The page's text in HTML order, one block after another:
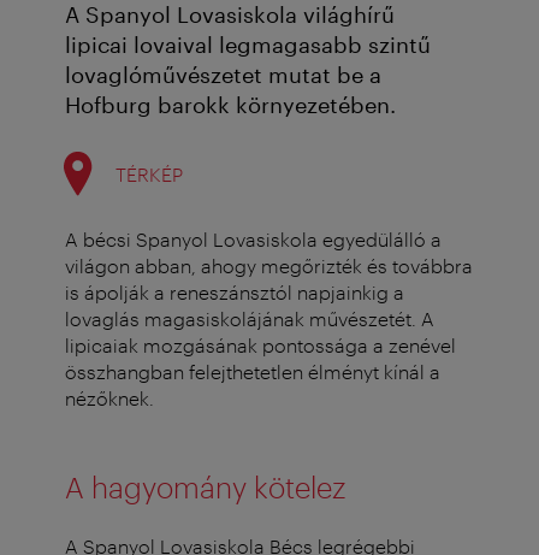
A Spanyol Lovasiskola világhírű
lipicai lovaival legmagasabb szintű
lovaglóművészetet mutat be a
Hofburg barokk környezetében.
TÉRKÉP
A bécsi Spanyol Lovasiskola egyedülálló a
világon abban, ahogy megőrizték és továbbra
is ápolják a reneszánsztól napjainkig a
lovaglás magasiskolájának művészetét. A
lipicaiak mozgásának pontossága a zenével
összhangban felejthetetlen élményt kínál a
nézőknek.
A hagyomány kötelez
A Spanyol Lovasiskola Bécs legrégebbi